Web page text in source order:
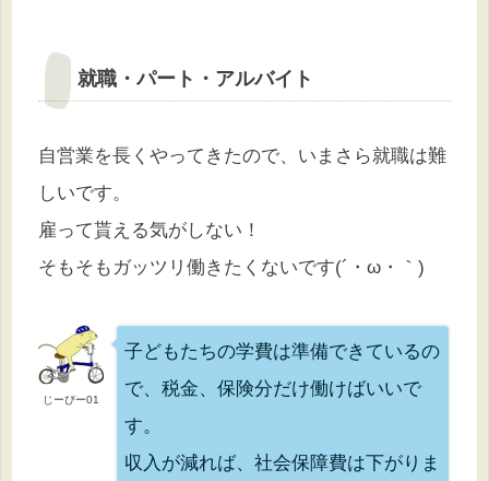
就職・パート・アルバイト
自営業を長くやってきたので、いまさら就職は難
しいです。
雇って貰える気がしない！
そもそもガッツリ働きたくないです(´・ω・｀)
じーぴー01
子どもたちの学費は準備できているの
で、税金、保険分だけ働けばいいで
す。
収入が減れば、社会保障費は下がりま